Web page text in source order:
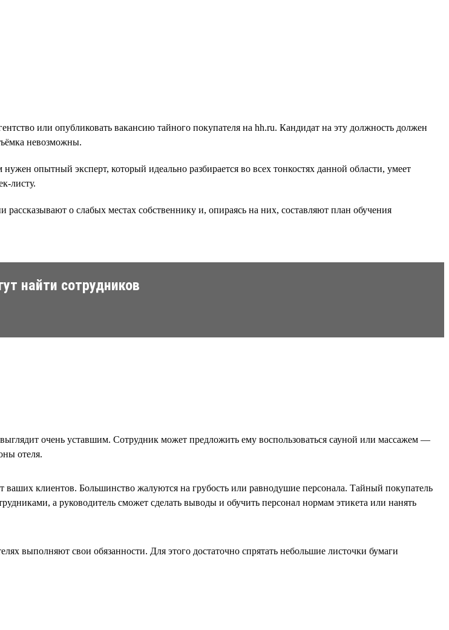
или опубликовать вакансию тайного покупателя на hh.ru. Кандидат на эту должность должен
невозможны.
нужен опытный эксперт, который идеально разбирается во всех тонкостях данной области, умеет
листу.
о слабых местах собственнику и, опираясь на них, составляют план обучения
найти сотрудников
очень уставшим. Сотрудник может предложить ему воспользоваться сауной или массажем —
отеля.
ваших клиентов. Большинство жалуются на грубость или равнодушие персонала. Тайный покупатель
а руководитель сможет сделать выводы и обучить персонал нормам этикета или нанять
выполняют свои обязанности. Для этого достаточно спрятать небольшие листочки бумаги